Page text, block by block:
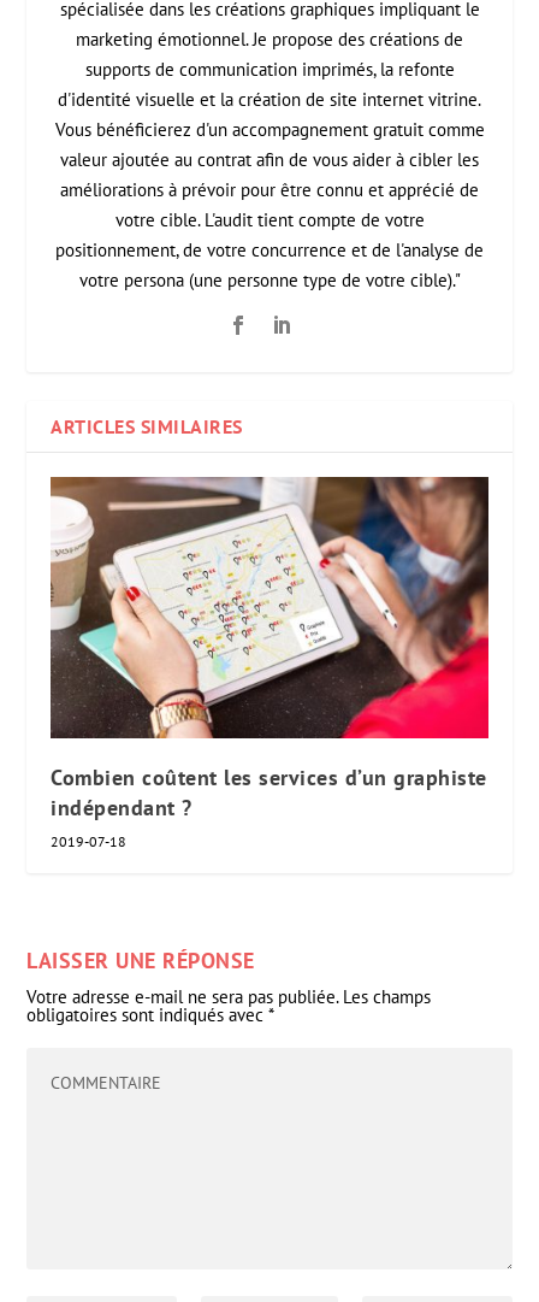
spécialisée dans les créations graphiques impliquant le
marketing émotionnel. Je propose des créations de
supports de communication imprimés, la refonte
d'identité visuelle et la création de site internet vitrine.
Vous bénéficierez d'un accompagnement gratuit comme
valeur ajoutée au contrat afin de vous aider à cibler les
améliorations à prévoir pour être connu et apprécié de
votre cible. L'audit tient compte de votre
positionnement, de votre concurrence et de l'analyse de
votre persona (une personne type de votre cible)."
ARTICLES SIMILAIRES
Combien coûtent les services d’un graphiste
indépendant ?
2019-07-18
LAISSER UNE RÉPONSE
Votre adresse e-mail ne sera pas publiée. Les champs
obligatoires sont indiqués avec*